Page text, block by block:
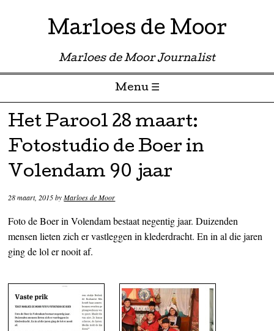
Marloes de Moor
Marloes de Moor Journalist
Menu ☰
Skip to content
Het Parool 28 maart:
Fotostudio de Boer in
Volendam 90 jaar
28 maart, 2015byMarloes de Moor
Foto de Boer in Volendam bestaat negentig jaar. Duizenden
mensen lieten zich er vastleggen in klederdracht. En in al die jaren
ging de lol er nooit af.